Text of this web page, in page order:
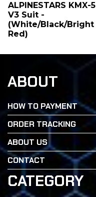
ALPINESTARS KMX-5
V3 Suit -
(White/Black/Bright
Red)
ABOUT
HOW TO PAYMENT
ORDER TRACKING
ABOUT US
CONTACT
CATEGORY